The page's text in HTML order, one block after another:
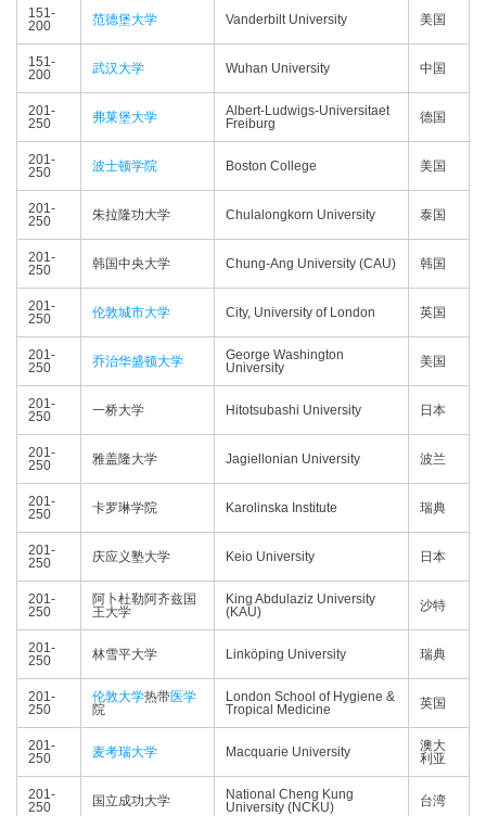
151-
200
范德堡大学 Vanderbilt University 美国
151-
200
武汉大学 Wuhan University 中国
201-
250
弗莱堡大学
Albert-Ludwigs-Universitaet
Freiburg
德国
201-
250
波士顿学院 Boston College 美国
201-
250
朱拉隆功大学 Chulalongkorn University 泰国
201-
250
韩国中央大学 Chung-Ang University (CAU) 韩国
201-
250
伦敦城市大学 City, University of London 英国
201-
250
乔治华盛顿大学
George Washington
University
美国
201-
250
一桥大学 Hitotsubashi University 日本
201-
250
雅盖隆大学 Jagiellonian University 波兰
201-
250
卡罗琳学院 Karolinska Institute 瑞典
201-
250
庆应义塾大学 Keio University 日本
201-
250
阿卜杜勒阿齐兹国
王大学
King Abdulaziz University
(KAU)
沙特
201-
250
林雪平大学 Linköping University 瑞典
201-
250
伦敦大学热带医学
院
London School of Hygiene &
Tropical Medicine
英国
201-
250
麦考瑞大学 Macquarie University
澳大
利亚
201-
250
国立成功大学
National Cheng Kung
University (NCKU)
台湾